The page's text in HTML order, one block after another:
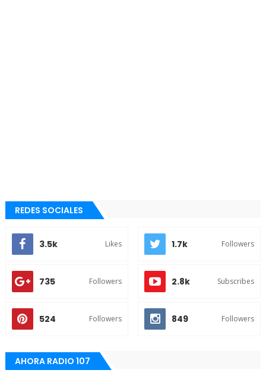
REDES SOCIALES
3.5k Likes 1.7k Followers
735 Followers 2.8k Subscribes
524 Followers 849 Followers
AHORA RADIO 107